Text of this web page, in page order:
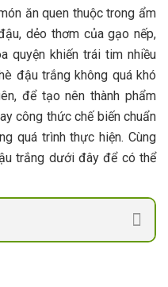
ăn quen thuộc trong ẩm
dẻo thơm của gạo nếp,
quyện khiến trái tim nhiều
đậu trắng không quá khó
để tạo nên thành phẩm
công thức chế biến chuẩn
quá trình thực hiện. Cùng
trắng dưới đây để có thể